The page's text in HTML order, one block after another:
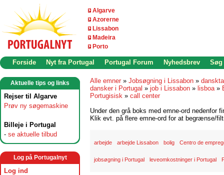
Algarve
Azorerne
Lissabon
Madeira
Porto
Forside Nyt fra Portugal Portugal Forum Nyhedsbrev Søg
Aktuelle tips og links
Rejser til Algarve
Prøv ny søgemaskine
Billeje i Portugal
- se aktuelle tilbud
Log på Portugalnyt
Log ind
Alle emner » Jobsøgning i Lissabon »
dansker i Portugal » job i Lissabon » lisboa»
Portugisisk » call center
Under den grå boks med emne-ord nedenfor
Klik evt. på flere emne-ord for at begrænse/
arbejde arbejde Lissabon bolig Centro de
jobsøgning i Portugal leveomkostninger i Portugal